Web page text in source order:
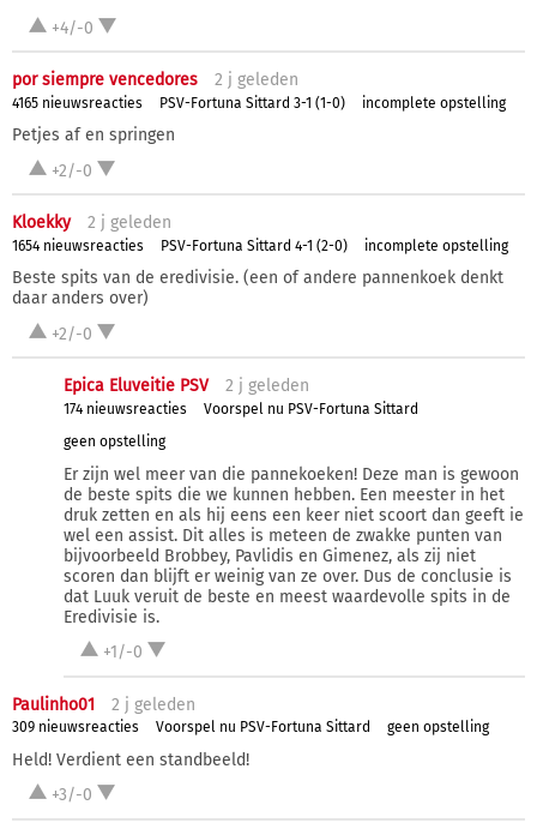
+4/-0
por siempre vencedores 2 j geleden
4165 nieuwsreacties PSV-Fortuna Sittard 3-1 (1-0) incomplete opstelling
Petjes af en springen
+2/-0
Kloekky 2 j geleden
1654 nieuwsreacties PSV-Fortuna Sittard 4-1 (2-0) incomplete opstelling
Beste spits van de eredivisie. (een of andere pannenkoek denkt
daar anders over)
+2/-0
Epica Eluveitie PSV 2 j geleden
174 nieuwsreacties
Voorspel nu PSV-Fortuna Sittard
geen opstelling
Er zijn wel meer van die pannekoeken! Deze man is gewoon
de beste spits die we kunnen hebben. Een meester in het
druk zetten en als hij eens een keer niet scoort dan geeft ie
wel een assist. Dit alles is meteen de zwakke punten van
bijvoorbeeld Brobbey, Pavlidis en Gimenez, als zij niet
scoren dan blijft er weinig van ze over. Dus de conclusie is
dat Luuk veruit de beste en meest waardevolle spits in de
Eredivisie is.
+1/-0
Paulinho01 2 j geleden
309 nieuwsreacties Voorspel nu PSV-Fortuna Sittard geen opstelling
Held! Verdient een standbeeld!
+3/-0